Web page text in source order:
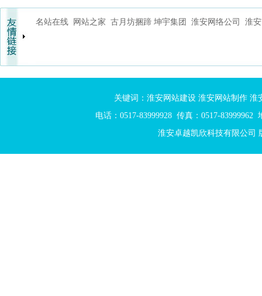
名站在线 网站之家 古月坊捆蹄 坤宇集团 淮安网络公司 淮
关键词： 淮安网站建设 淮安网站制作 淮
电话：0517-83999928 传真：0517-
淮安卓越凯欣科技有限公司